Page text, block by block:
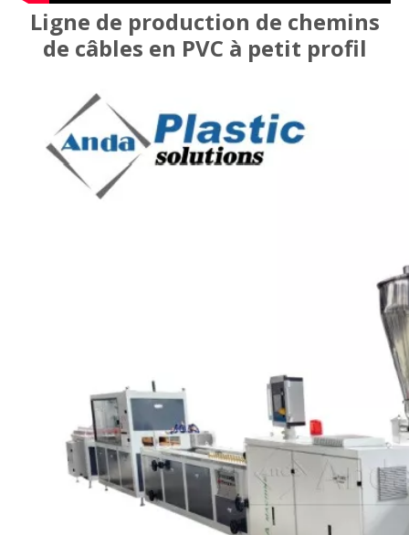
Ligne de production de chemins
de câbles en PVC à petit profil